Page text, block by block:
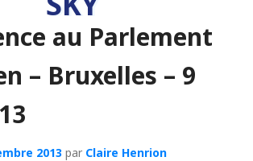
au Parlement
– Bruxelles – 9
2013 par Claire Henrion